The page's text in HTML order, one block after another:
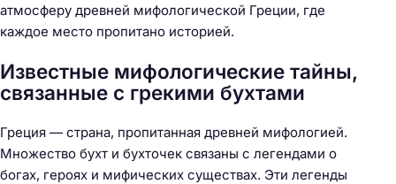
атмосферу древней мифологической Греции, где
каждое место пропитано историей.
Известные мифологические тайны,
связанные с грекими бухтами
Греция — страна, пропитанная древней мифологией.
Множество бухт и бухточек связаны с легендами о
богах, героях и мифических существах. Эти легенды